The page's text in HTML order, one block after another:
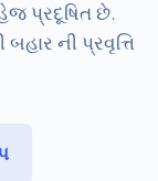
પ્રદૂષિત છે.
ની પ્રવૃત્તિ